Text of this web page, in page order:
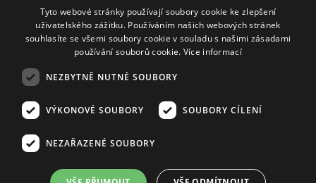
Kříženeckého nám. 322
152 00 Praha 5
IČ 416 93 311
© 2008–2026 EMPRESA MEDIA, a.s. Všechna práva vyhrazena.
Zásady ochrany osobních a dalších zpracovávaných údajů
Tyto webové stránky používají soubory cookie ke zlepšení
uživatelského zážitku. Používáním našich webových stránek
souhlasíte se všemi soubory cookie v souladu s našimi zásadami
používání souborů cookie. Více informací
NEZBYTNĚ NUTNÉ SOUBORY
VÝKONOVÉ SOUBORY SOUBORY CÍLENÍ
NEZAŘAZENÉ SOUBORY